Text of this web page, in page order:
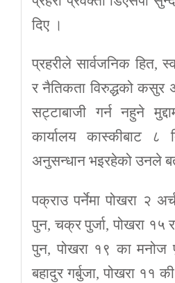
दिए ।
प्रहरीले सार्वजनिक हित,
र नैतिकता विरुद्धको कसुर
सट्टाबाजी गर्न नहुने
कार्यालय कास्कीबाट ८
अनुसन्धान भइरहेको उनले
पक्राउ पर्नेमा पोखरा २
पुन, चक्र पुर्जा, पोखरा १५
पुन, पोखरा १९ का
बहादुर गर्बुजा, पोखरा ११